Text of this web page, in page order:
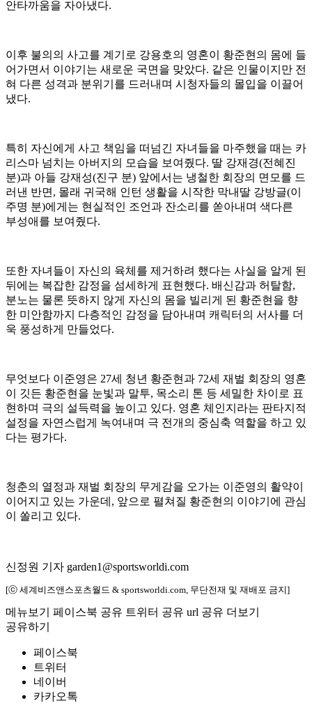
안타까움을 자아냈다.
이후 불의의 사고를 계기로 강용호의 영혼이 황준현의 몸에 들
어가면서 이야기는 새로운 국면을 맞았다. 같은 인물이지만 전
혀 다른 성격과 분위기를 드러내며 시청자들의 몰입을 이끌어
냈다.
특히 자신에게 사고 책임을 떠넘긴 자녀들을 마주했을 때는 카
리스마 넘치는 아버지의 모습을 보여줬다. 딸 강재경(전혜진
분)과 아들 강재성(진구 분) 앞에서는 냉철한 회장의 면모를 드
러낸 반면, 몰래 귀국해 인턴 생활을 시작한 막내딸 강방글(이
주명 분)에게는 현실적인 조언과 잔소리를 쏟아내며 색다른
부성애를 보여줬다.
또한 자녀들이 자신의 육체를 제거하려 했다는 사실을 알게 된
뒤에는 복잡한 감정을 섬세하게 표현했다. 배신감과 허탈함,
분노는 물론 뜻하지 않게 자신의 몸을 빌리게 된 황준현을 향
한 미안함까지 다층적인 감정을 담아내며 캐릭터의 서사를 더
욱 풍성하게 만들었다.
무엇보다 이준영은 27세 청년 황준현과 72세 재벌 회장의 영혼
이 깃든 황준현을 눈빛과 말투, 목소리 톤 등 세밀한 차이로 표
현하며 극의 설득력을 높이고 있다. 영혼 체인지라는 판타지적
설정을 자연스럽게 녹여내며 극 전개의 중심축 역할을 하고 있
다는 평가다.
청춘의 열정과 재벌 회장의 무게감을 오가는 이준영의 활약이
이어지고 있는 가운데, 앞으로 펼쳐질 황준현의 이야기에 관심
이 쏠리고 있다.
신정원 기자 garden1@sportsworldi.com
[ⓒ 세계비즈앤스포츠월드 & sportsworldi.com, 무단전재 및 재배포 금지]
메뉴보기 페이스북 공유 트위터 공유 url 공유 더보기
공유하기
페이스북
트위터
네이버
카카오톡